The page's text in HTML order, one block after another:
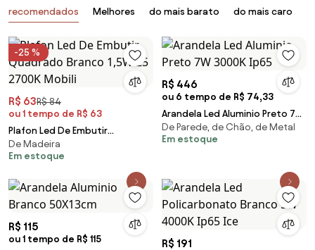
Produtos
recomendados Melhores do mais barato do mais caro
-25 %
R$ 63R$ 84
ou 1 tempo de R$ 63
Plafon Led De Embutir
Quadrado Branco 1,5W 25
2700K Mobili
De Madeira
Em estoque
R$ 446
ou 6 tempo de R$ 74,33
Arandela Led Aluminio Preto 7W
3000K Ip65
De Parede, de Chão, de Metal
Em estoque
R$ 115
ou 1 tempo de R$ 115
R$ 191